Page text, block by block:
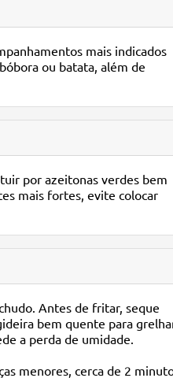
mais indicados
ou batata, além de
por azeitonas verdes bem
mais fortes, evite colocar
Antes de fritar, seque
bem quente para
a perda de umidade.
menores, cerca de 2